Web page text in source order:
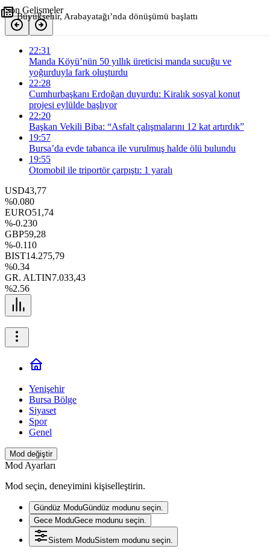
Son Gelişmeler
22:31
Manda Köyü’nün 50 yıllık üreticisi manda sucuğu ve
yoğurduyla fark oluşturdu
22:28
Cumhurbaşkanı Erdoğan duyurdu: Kiralık sosyal konut
projesi eylülde başlıyor
22:20
Başkan Vekili Biba: “Asfalt çalışmalarını 12 kat artırdık”
19:57
Bursa’da evde tabanca ile vurulmuş halde ölü bulundu
19:55
Otomobil ile triportör çarpıştı: 1 yaralı
USD43,77
%0.080
EURO51,74
%-0.230
GBP59,28
%-0.110
BIST14.275,79
%0.34
GR. ALTIN7.033,43
%2.56
Yenişehir
Bursa Bölge
Siyaset
Spor
Genel
Mod değiştir
Mod Ayarları
Mod seçin, deneyimini kişiselleştirin.
Gündüz ModuGündüz modunu seçin.
Gece ModuGece modunu seçin.
Sistem ModuSistem modunu seçin.
Büyükşehir, Arabayatağı’nda dönüşümü başlattı
+ -